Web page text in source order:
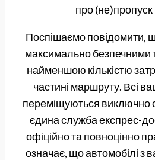
про (не)пропуск
Поспішаємо повідомити,
максимально безпечними
найменшою кількістю
частині маршруту. Всі
переміщуються виключно
єдина служба експрес-
офіційно та повноцінно
означає, що автомобілі з